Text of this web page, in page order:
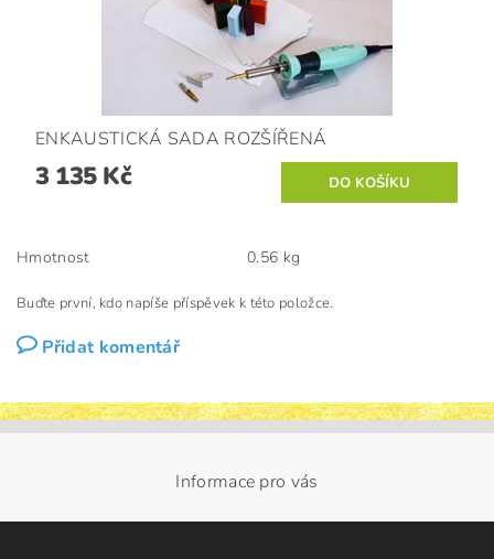
ENKAUSTICKÁ SADA ROZŠÍŘENÁ
3 135 Kč
Hmotnost 0.56 kg
Buďte první, kdo napíše příspěvek k této položce.
Přidat komentář
Informace pro vás